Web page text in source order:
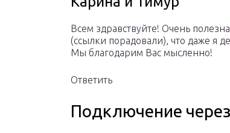
Всем здравствуйте! Очень
(ссылки порадовали), что даже я
Мы благодарим Вас мысленно!
Ответить
Подключение